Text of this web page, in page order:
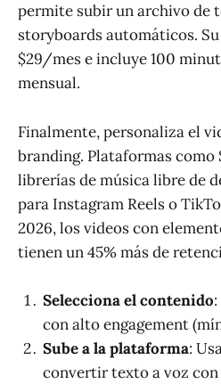
permite subir un archivo de
storyboards automáticos.
$29/mes e incluye 100
mensual.
Finalmente, personaliza el
branding. Plataformas como
librerías de música libre de
para Instagram Reels o
2026, los videos con
tienen un 45% más de
Selecciona el contenido
con alto engagement
Sube a la plataforma:
convertir texto a voz con